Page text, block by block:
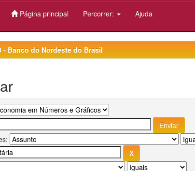
Página principal Percorrer: Ajuda
- Banco do Nordeste do Brasil